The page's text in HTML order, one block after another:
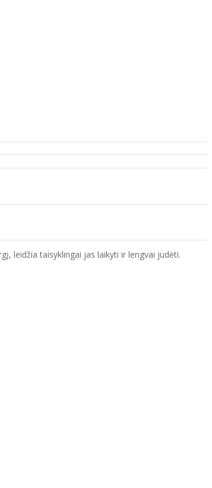
leidžia taisyklingai jas laikyti ir lengvai judėti.